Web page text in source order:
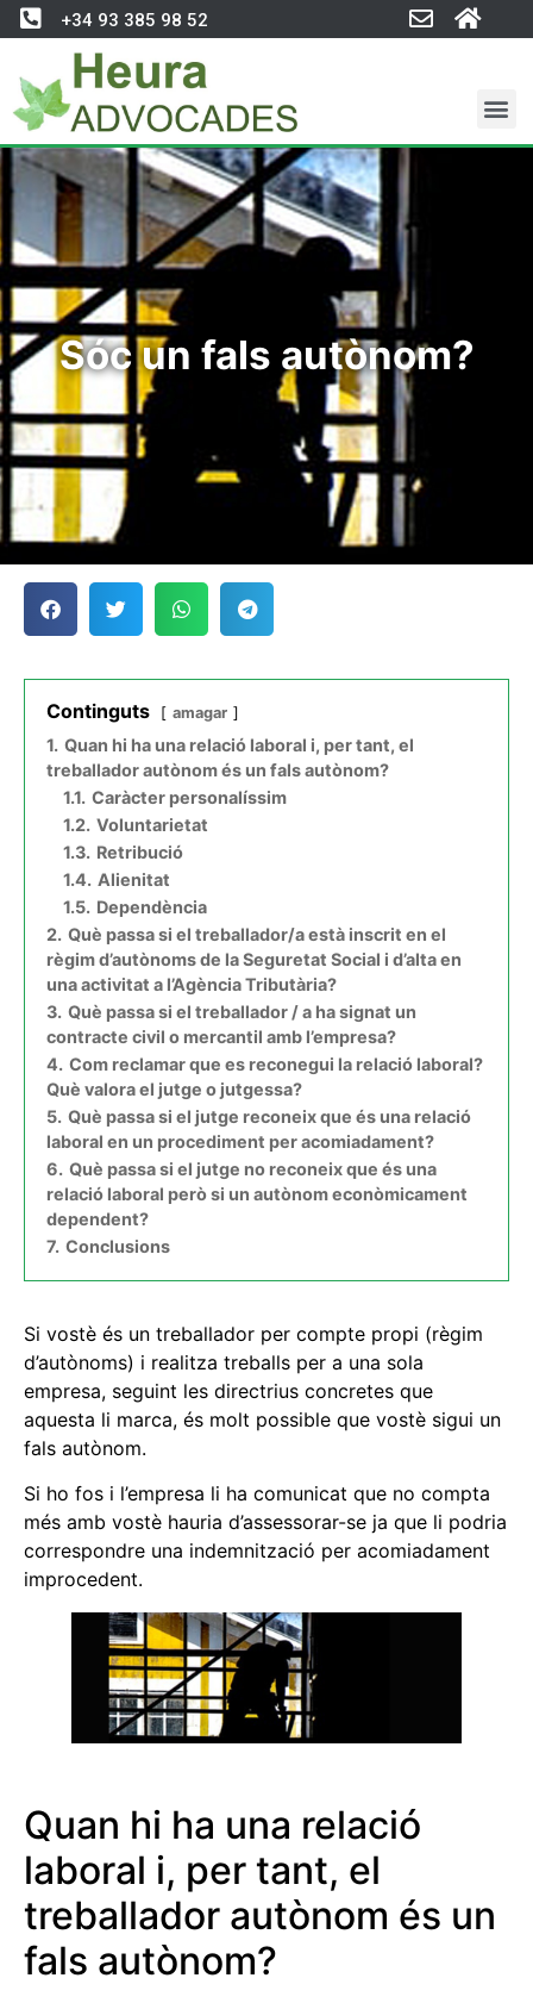
+34 93 385 98 52
Sóc un fals autònom?
Continguts amagar
1. Quan hi ha una relació laboral i, per tant, el
treballador autònom és un fals autònom?
1.1. Caràcter personalíssim
1.2. Voluntarietat
1.3. Retribució
1.4. Alienitat
1.5. Dependència
2. Què passa si el treballador/a està inscrit en el
règim d’autònoms de la Seguretat Social i d’alta en
una activitat a l’Agència Tributària?
3. Què passa si el treballador / a ha signat un
contracte civil o mercantil amb l’empresa?
4. Com reclamar que es reconegui la relació laboral?
Què valora el jutge o jutgessa?
5. Què passa si el jutge reconeix que és una relació
laboral en un procediment per acomiadament?
6. Què passa si el jutge no reconeix que és una
relació laboral però si un autònom econòmicament
dependent?
7. Conclusions
Si vostè és un treballador per compte propi (règim
d’autònoms) i realitza treballs per a una sola
empresa, seguint les directrius concretes que
aquesta li marca, és molt possible que vostè sigui un
fals autònom.
Si ho fos i l’empresa li ha comunicat que no compta
més amb vostè hauria d’assessorar-se ja que li podria
correspondre una indemnització per acomiadament
improcedent.
Quan hi ha una relació
laboral i, per tant, el
treballador autònom és un
fals autònom?